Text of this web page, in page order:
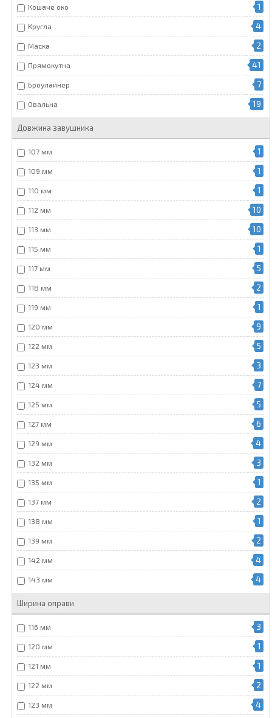
Кошаче око 1
Кругла 4
Маска 2
Прямокутна 41
Броулайнер 7
Овальна 19
Довжина завушника
107 мм 1
109 мм 1
110 мм 1
112 мм 10
113 мм 10
115 мм 1
117 мм 5
118 мм 2
119 мм 1
120 мм 9
122 мм 5
123 мм 3
124 мм 7
125 мм 5
127 мм 6
129 мм 4
132 мм 3
135 мм 1
137 мм 2
138 мм 1
139 мм 2
142 мм 4
143 мм 4
Ширина оправи
116 мм 3
120 мм 1
121 мм 1
122 мм 2
123 мм 4